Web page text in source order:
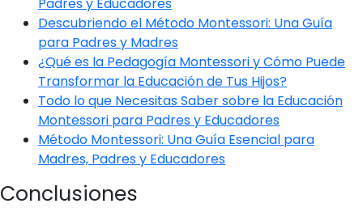
Descubriendo el Método Montessori: Una Guía
para Padres y Madres
¿Qué es la Pedagogía Montessori y Cómo Puede
Transformar la Educación de Tus Hijos?
Todo lo que Necesitas Saber sobre la Educación
Montessori para Padres y Educadores
Método Montessori: Una Guía Esencial para
Madres, Padres y Educadores
Conclusiones